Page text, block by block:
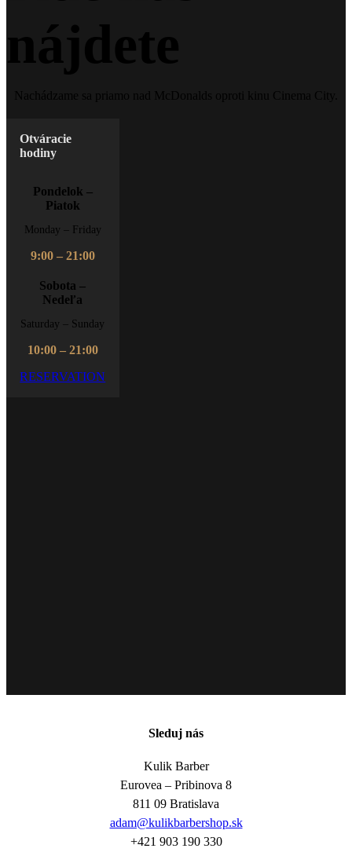
Otváracie
hodiny
Pondelok –
Piatok
Monday – Friday
9:00 – 21:00
Sobota –
Nedeľa
Saturday – Sunday
10:00 – 21:00
RESERVATION
Sleduj nás
Kulik Barber
Eurovea – Pribinova 8
811 09 Bratislava
adam@kulikbarbershop.sk
+421 903 190 330